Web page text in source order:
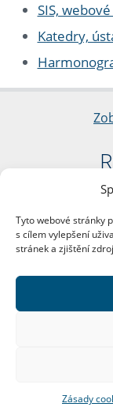
Tyto webové stránky
s cílem vylepšení
stránek a zjištění
Zásady
SIS,
Katedry,